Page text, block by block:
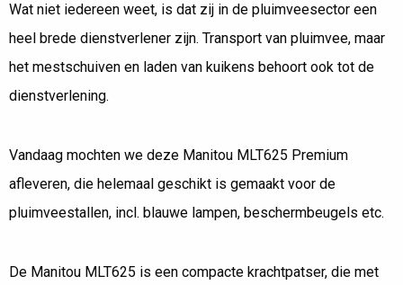
Wat niet iedereen weet, is dat zij in de pluimveesector een
heel brede dienstverlener zijn. Transport van pluimvee, maar
het mestschuiven en laden van kuikens behoort ook tot de
dienstverlening.
Vandaag mochten we deze Manitou MLT625 Premium
afleveren, die helemaal geschikt is gemaakt voor de
pluimveestallen, incl. blauwe lampen, beschermbeugels etc.
De Manitou MLT625 is een compacte krachtpatser, die met